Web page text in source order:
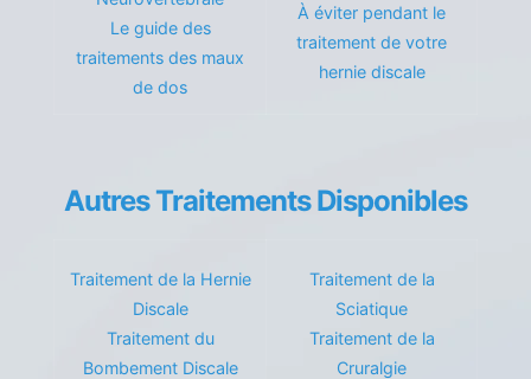
Le guide des
traitements des maux
de dos
À éviter pendant le
traitement de votre
hernie discale
Autres Traitements Disponibles
Traitement de la Hernie
Discale
Traitement du
Bombement Discale
Traitement de la
Sciatique
Traitement de la
Cruralgie